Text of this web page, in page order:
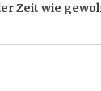
Zeit wie